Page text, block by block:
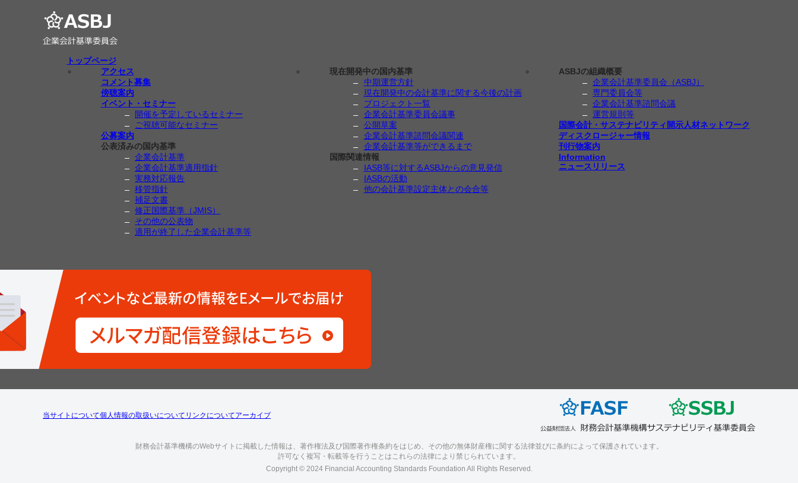
トップページ
アクセス
コメント募集
傍聴案内
イベント・セミナー
開催を予定しているセミナー
ご視聴可能なセミナー
公募案内
公表済みの国内基準
企業会計基準
企業会計基準適用指針
実務対応報告
移管指針
補足文書
修正国際基準（JMIS）
その他の公表物
適用が終了した企業会計基準等
現在開発中の国内基準
中期運営方針
現在開発中の会計基準に関する今後の計画
プロジェクト一覧
企業会計基準委員会議事
公開草案
企業会計基準諮問会議関連
企業会計基準等ができるまで
国際関連情報
IASB等に対するASBJからの意見発信
IASBの活動
他の会計基準設定主体との会合等
ASBJの組織概要
企業会計基準委員会（ASBJ）
専門委員会等
企業会計基準諮問会議
運営規則等
国際会計・サステナビリティ開示人材ネットワーク
ディスクロージャー情報
刊行物案内
Information
ニュースリリース
当サイトについて個人情報の取扱いについて リンクについてアーカイブ
財務会計基準機構のWebサイトに掲載した情報は、著作権法及び国際著作権条約をはじめ、その他の無体財産権に関する法律並びに条約によって保護されています。
許可なく複写・転載等を行うことはこれらの法律により禁じられています。
Copyright © 2024 Financial Accounting Standards Foundation All Rights Reserved.